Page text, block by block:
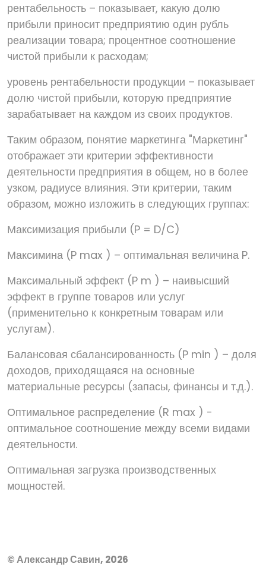
рентабельность – показывает, какую долю
прибыли приносит предприятию один рубль
реализации товара; процентное соотношение
чистой прибыли к расходам;
уровень рентабельности продукции – показывает
долю чистой прибыли, которую предприятие
зарабатывает на каждом из своих продуктов.
Таким образом, понятие маркетинга "Маркетинг"
отображает эти критерии эффективности
деятельности предприятия в общем, но в более
узком, радиусе влияния. Эти критерии, таким
образом, можно изложить в следующих группах:
Максимизация прибыли (P = D/C)
Максимина (P max ) – оптимальная величина P.
Максимальный эффект (P m ) – наивысший
эффект в группе товаров или услуг
(применительно к конкретным товарам или
услугам).
Балансовая сбалансированность (P min ) – доля
доходов, приходящаяся на основные
материальные ресурсы (запасы, финансы и т.д.).
Оптимальное распределение (R max ) -
оптимальное соотношение между всеми видами
деятельности.
Оптимальная загрузка производственных
мощностей.
© Александр Савин, 2026